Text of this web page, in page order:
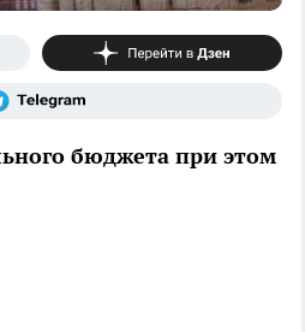
бюджета при этом